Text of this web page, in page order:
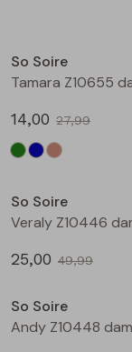
So Soire
14,00 27,99
So Soire
25,00 49,99
So Soire